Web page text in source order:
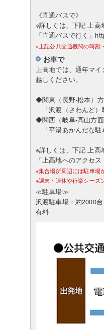
《直通バスで》
※詳しくは、下記 上高
「直通バスで行く」
※上記公共交通機関の時刻
お車で
上高地では、通年マ
越しください。
◆関東（長野-松本）
「沢渡（さわんど）
◆関西（岐阜-高山方
「平湯あかんだな駐
※詳しくは、下記 上高
「上高地へのアクセ
※集合場所周辺には駐車場
※週末・連休や行楽シーズ
≪駐車場≫
沢渡駐車場：約2000
有料